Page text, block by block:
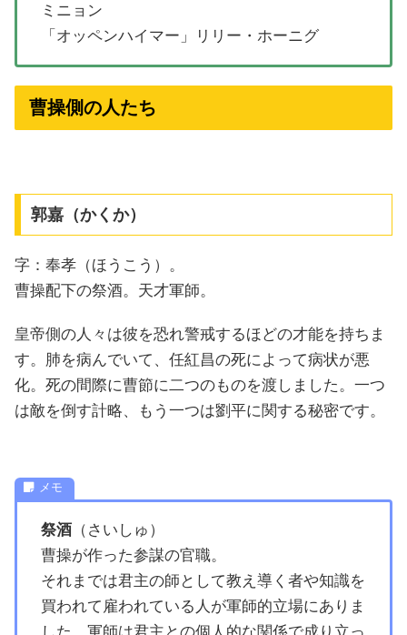
ミニョン
「オッペンハイマー」リリー・ホーニグ
曹操側の人たち
郭嘉（かくか）
字：奉孝（ほうこう）。
曹操配下の祭酒。天才軍師。
皇帝側の人々は彼を恐れ警戒するほどの才能を持ちま
す。肺を病んでいて、任紅昌の死によって病状が悪
化。死の間際に曹節に二つのものを渡しました。一つ
は敵を倒す計略、もう一つは劉平に関する秘密です。
祭酒（さいしゅ）
曹操が作った参謀の官職。
それまでは君主の師として教え導く者や知識を
買われて雇われている人が軍師的立場にありま